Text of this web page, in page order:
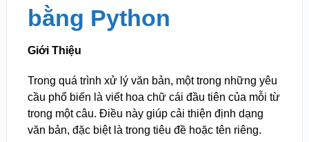
bằng Python
Giới Thiệu
Trong quá trình xử lý văn bản, một trong những yêu
cầu phổ biến là viết hoa chữ cái đầu tiên của mỗi từ
trong một câu. Điều này giúp cải thiện định dạng
văn bản, đặc biệt là trong tiêu đề hoặc tên riêng.